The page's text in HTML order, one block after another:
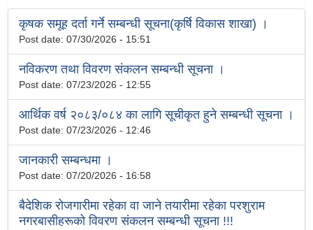
कृषक समूह दर्ता गर्ने सम्बन्धी सूचना(कृर्षि विकास शाखा) ।
Post date: 07/30/2026 - 15:51
नविकरण तथा विवरण संकलन सम्बन्धी सूचना ।
Post date: 07/23/2026 - 12:55
आर्थिक वर्ष २०८३/०८४ का लागि सूचीकृत हुने सम्बन्धी सूचना ।
Post date: 07/23/2026 - 12:46
जानकारी सम्बन्धमा ।
Post date: 07/20/2026 - 16:58
बैदेशिक रोजगारीमा रहेका वा जाने तयारीमा रहेका परशुराम
नगरबासीहरूको विवरण संकलन सम्बन्धी सूचना !!!